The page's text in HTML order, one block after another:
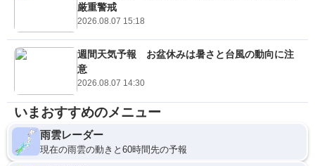
厳重警戒
2026.08.07 15:18
週間天気予報 お盆休みは暑さと台風の動向に注
意
2026.08.07 14:30
いまおすすめのメニュー
雨雲レーダー
現在の雨雲の動きと60時間先の予報